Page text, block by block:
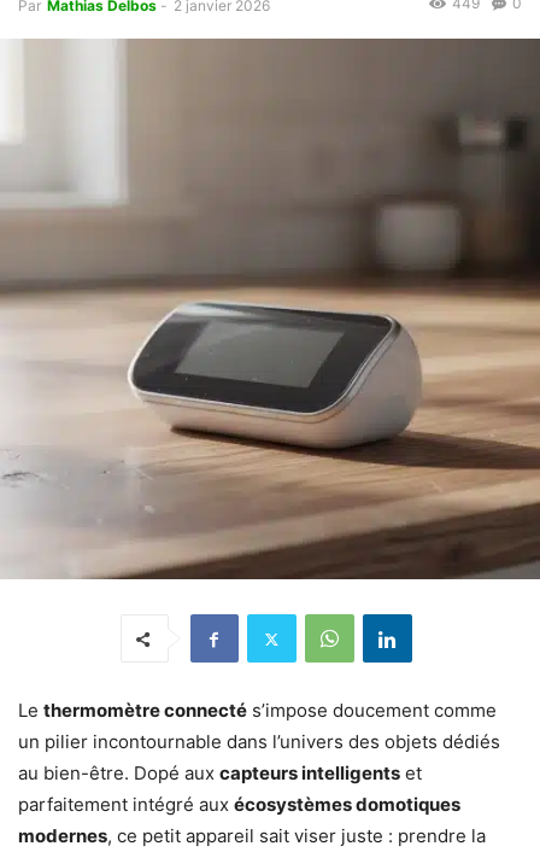
Par Mathias Delbos - 2 janvier 2026
Le thermomètre connecté s’impose doucement comme
un pilier incontournable dans l’univers des objets dédiés
au bien-être. Dopé aux capteurs intelligents et
parfaitement intégré aux écosystèmes domotiques
modernes, ce petit appareil sait viser juste : prendre la